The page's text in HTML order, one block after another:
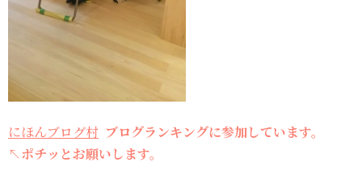
にほんブログ村 ブログランキングに参加しています。
↖ポチッとお願いします。